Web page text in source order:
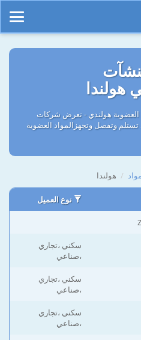
هولندا
العضوية هولندي - تعرض شركات
تستلم وتفصل وتجهزالمواد العضوية
هولندا
نوع العميل
سكني ،تجاري
،صناعي
سكني ،تجاري
،صناعي
سكني ،تجاري
،صناعي